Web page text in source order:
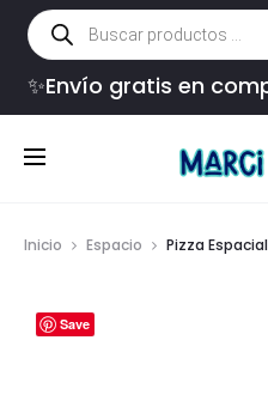
Búsqueda
de
productos
✨Envío gratis en
Inicio Espacio Pizza
Save